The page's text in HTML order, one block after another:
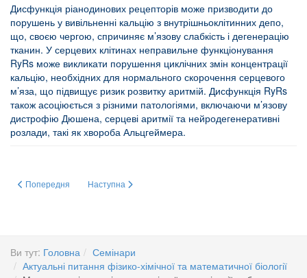
Дисфункція ріанодинових рецепторів може призводити до
порушень у вивільненні кальцію з внутрішньоклітинних депо,
що, своєю чергою, спричиняє м’язову слабкість і дегенерацію
тканин. У серцевих клітинах неправильне функціонування
RyRs може викликати порушення циклічних змін концентрації
кальцію, необхідних для нормального скорочення серцевого
м’яза, що підвищує ризик розвитку аритмій. Дисфункція RyRs
також асоціюється з різними патологіями, включаючи м’язову
дистрофію Дюшена, серцеві аритмії та нейродегенеративні
розлади, такі як хвороба Альцгеймера.
Попередня стаття: Молекулярні механізми кальцієвої сигналізації в
Попередня Наступна стаття: Протийони ДНК: від біологічних
Наступна
Ви тут: Головна
Семінари
Актуальні питання фізико-хімічної та математичної біології